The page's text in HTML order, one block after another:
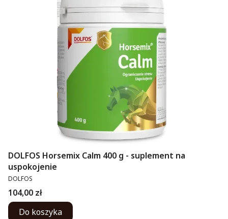
DOLFOS Horsemix Calm 400 g - suplement na
uspokojenie
PRODUCENT
DOLFOS
Cena
104,00 zł
Do koszyka